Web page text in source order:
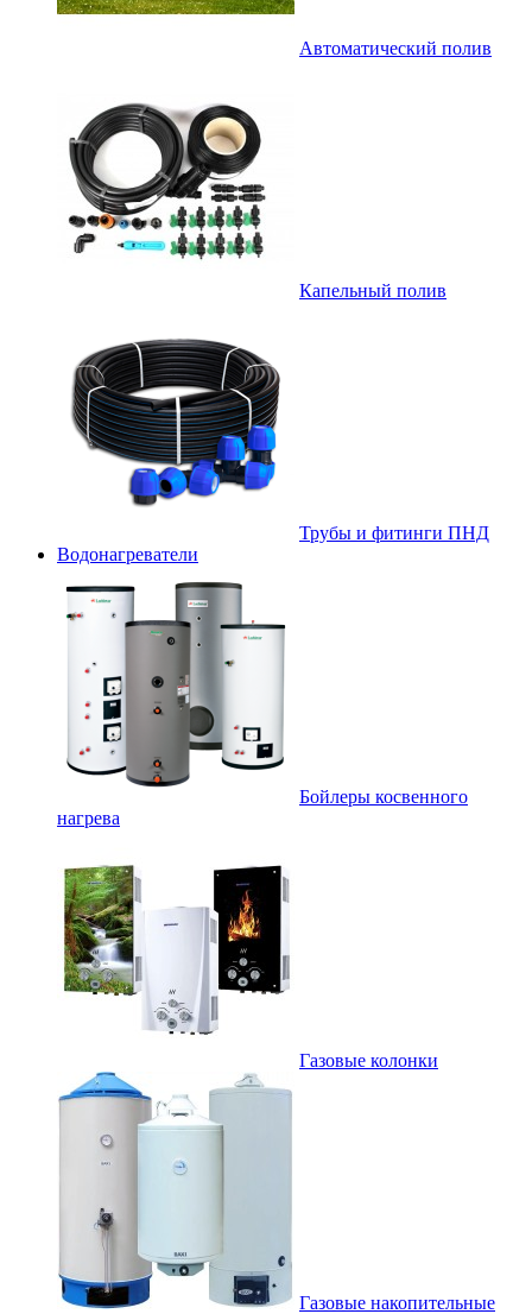
Автоматический полив
Капельный полив
Трубы и фитинги ПНД
Водонагреватели
Бойлеры косвенного
нагрева
Газовые колонки
Газовые накопительные